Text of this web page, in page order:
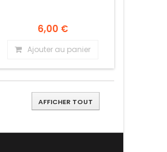
6,00 €
Ajouter au panier
AFFICHER TOUT